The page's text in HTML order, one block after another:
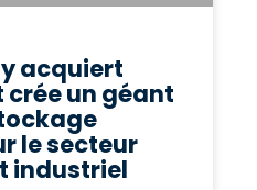
acquiert
crée un géant
le secteur
industriel